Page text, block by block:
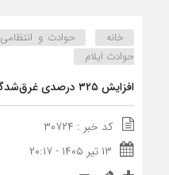
خانه حوادث و انتظامی
حوادث ایلام
افزایش ۳۲۵ درصدی غرق‌شدگی در ایلام
کد خبر : ۳۰۷۲۴
۱۳ تیر ۱۴۰۵ - ۲۰:۱۷